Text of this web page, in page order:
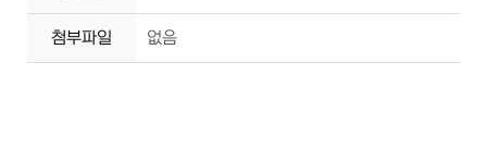
첨부파일 없음